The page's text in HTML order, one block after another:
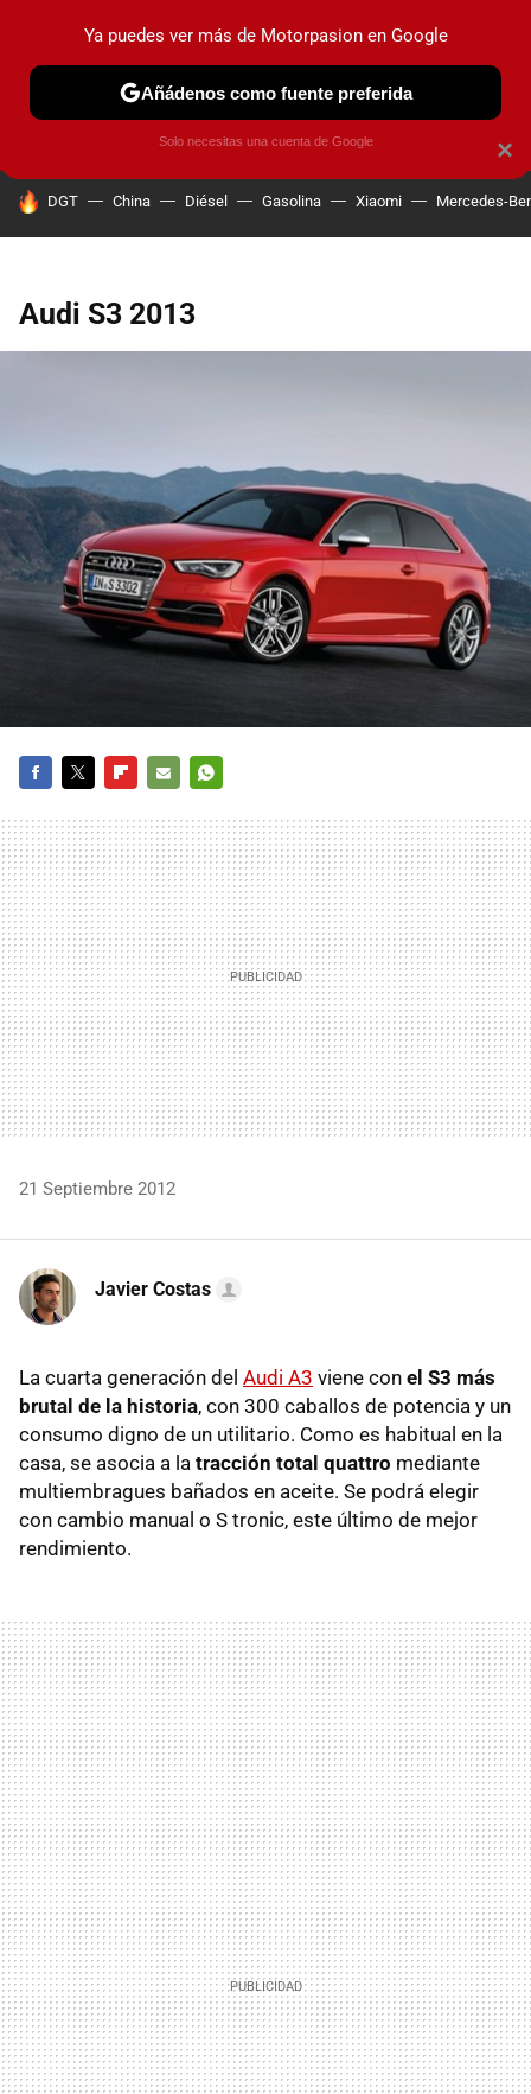
PRUEBAS COCHES ELÉCTRICOS OBSERVATORIO
HOY SE HABLA DE
DGT China Diésel Gasolina Xiaomi Mercedes-
Audi S3 2013
MAIL
21 Septiembre 2012
Javier Costas
La cuarta generación del Audi A3 viene con el S3 más
brutal de la historia, con 300 caballos de potencia y un
consumo digno de un utilitario. Como es habitual en la
casa, se asocia a la tracción total quattro mediante
multiembragues bañados en aceite. Se podrá elegir
con cambio manual o S tronic, este último de mejor
rendimiento.
×
Ya puedes ver más de Motorpasion en Google
Añádenos como fuente preferida
Solo necesitas una cuenta de Google